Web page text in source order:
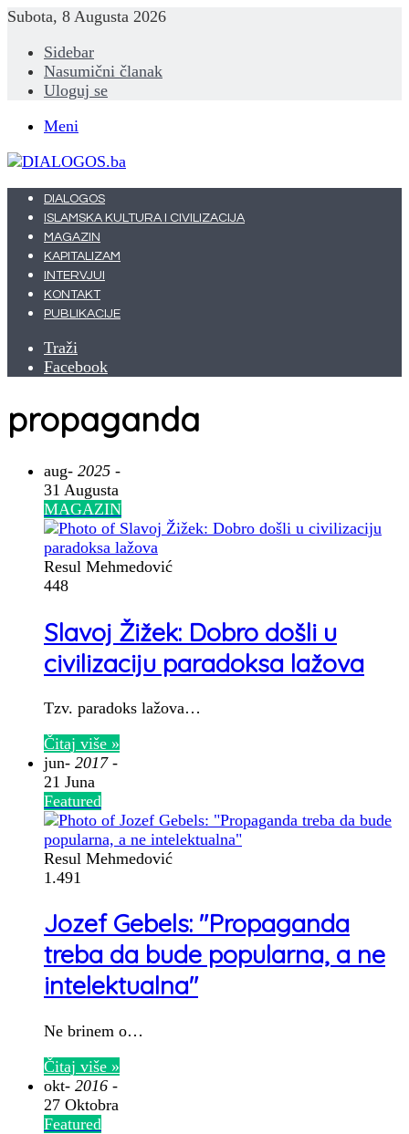
Subota, 8 Augusta 2026
Sidebar
Nasumični članak
Uloguj se
Meni
DIALOGOS
ISLAMSKA KULTURA I CIVILIZACIJA
MAGAZIN
KAPITALIZAM
INTERVJUI
KONTAKT
PUBLIKACIJE
Traži
Facebook
propaganda
aug- 2025 -
31 Augusta
MAGAZIN
Resul Mehmedović
448
Slavoj Žižek: Dobro došli u
civilizaciju paradoksa lažova
Tzv. paradoks lažova…
Čitaj više »
jun- 2017 -
21 Juna
Featured
Resul Mehmedović
1.491
Jozef Gebels: "Propaganda
treba da bude popularna, a ne
intelektualna"
Ne brinem o…
Čitaj više »
okt- 2016 -
27 Oktobra
Featured